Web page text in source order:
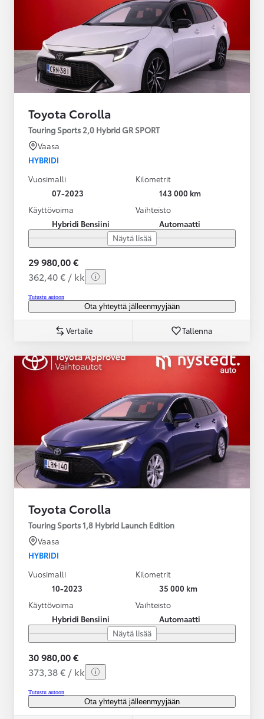
Toyota Corolla
Touring Sports 2,0 Hybrid GR SPORT
Vaasa
HYBRIDI
Vuosimalli
07-2023
Kilometrit
143 000 km
Käyttövoima
Hybridi Bensiini
Vaihteisto
Automaatti
Näytä lisää
29 980,00 €
362,40 € / kk
Tutustu autoon
Ota yhteyttä jälleenmyyjään
Vertaile Tallenna
Toyota Corolla
Touring Sports 1,8 Hybrid Launch Edition
Vaasa
HYBRIDI
Vuosimalli
10-2023
Kilometrit
35 000 km
Käyttövoima
Hybridi Bensiini
Vaihteisto
Automaatti
Näytä lisää
30 980,00 €
373,38 € / kk
Tutustu autoon
Ota yhteyttä jälleenmyyjään